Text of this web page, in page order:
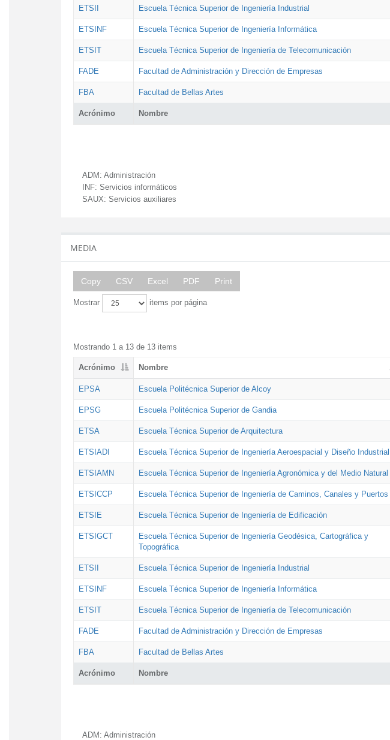
Acrónimo Nombre
ETSII Escuela Técnica Superior de Ingeniería Industrial
ETSINF Escuela Técnica Superior de Ingeniería Informática
ETSIT Escuela Técnica Superior de Ingeniería de Telecomunicación
FADE Facultad de Administración y Dirección de Empresas
FBA Facultad de Bellas Artes
ADM: Administración
INF: Servicios informáticos
SAUX: Servicios auxiliares
MEDIA
Copy CSV Excel PDF Print
Mostrar items por página
Mostrando 1 a 13 de 13 items
Acrónimo Nombre
Acrónimo Nombre
EPSA Escuela Politécnica Superior de Alcoy
EPSG Escuela Politécnica Superior de Gandia
ETSA Escuela Técnica Superior de Arquitectura
ETSIADI Escuela Técnica Superior de Ingeniería Aeroespacial y Diseño Industrial
ETSIAMN Escuela Técnica Superior de Ingeniería Agronómica y del Medio Natural
ETSICCP Escuela Técnica Superior de Ingeniería de Caminos, Canales y Puertos
ETSIE Escuela Técnica Superior de Ingeniería de Edificación
ETSIGCT
Escuela Técnica Superior de Ingeniería Geodésica, Cartográfica y
Topográfica
ETSII Escuela Técnica Superior de Ingeniería Industrial
ETSINF Escuela Técnica Superior de Ingeniería Informática
ETSIT Escuela Técnica Superior de Ingeniería de Telecomunicación
FADE Facultad de Administración y Dirección de Empresas
FBA Facultad de Bellas Artes
ADM: Administración